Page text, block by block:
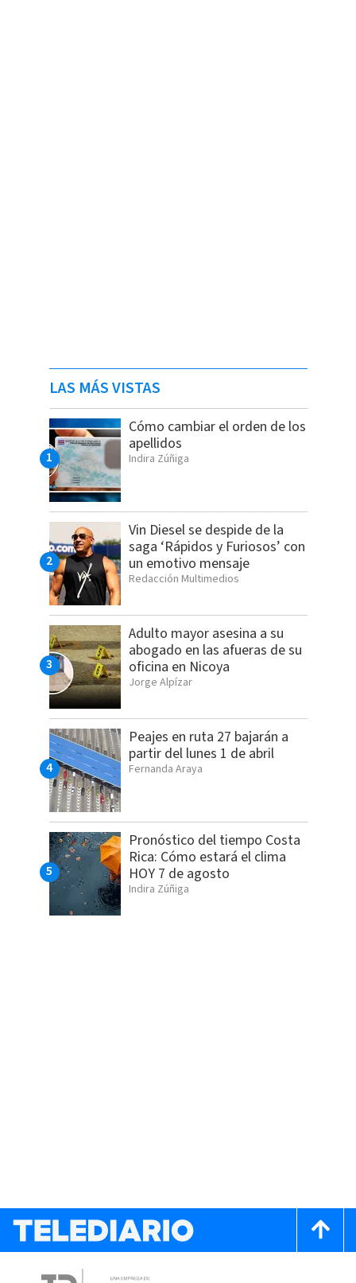
LAS MÁS VISTAS
Cómo cambiar el orden de los
apellidos
Indira Zúñiga
Vin Diesel se despide de la
saga ‘Rápidos y Furiosos’ con
un emotivo mensaje
Redacción Multimedios
Adulto mayor asesina a su
abogado en las afueras de su
oficina en Nicoya
Jorge Alpízar
Peajes en ruta 27 bajarán a
partir del lunes 1 de abril
Fernanda Araya
Pronóstico del tiempo Costa
Rica: Cómo estará el clima
HOY 7 de agosto
Indira Zúñiga